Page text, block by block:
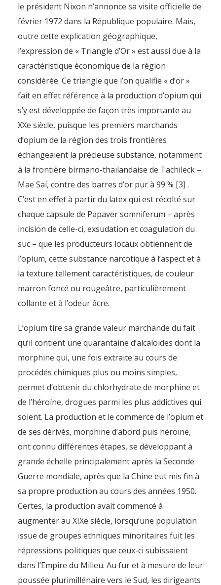
le président Nixon n’annonce sa visite officielle de
février 1972 dans la République populaire. Mais,
outre cette explication géographique,
l’expression de « Triangle d’Or » est aussi due à la
caractéristique économique de la région
considérée. Ce triangle que l’on qualifie « d’or »
fait en effet référence à la production d’opium qui
s’y est développée de façon très importante au
XXe siècle, puisque les premiers marchands
d’opium de la région des trois frontières
échangeaient la précieuse substance, notamment
à la frontière birmano-thaïlandaise de Tachileck –
Mae Saï, contre des barres d’or pur à 99 % [3] .
C’est en effet à partir du latex qui est récolté sur
chaque capsule de Papaver somniferum – après
incision de celle-ci, exsudation et coagulation du
suc – que les producteurs locaux obtiennent de
l’opium, cette substance narcotique à l’aspect et à
la texture tellement caractéristiques, de couleur
marron foncé ou rougeâtre, particulièrement
collante et à l’odeur âcre.
L’opium tire sa grande valeur marchande du fait
qu’il contient une quarantaine d’alcaloïdes dont la
morphine qui, une fois extraite au cours de
procédés chimiques plus ou moins simples,
permet d’obtenir du chlorhydrate de morphine et
de l’héroïne, drogues parmi les plus addictives qui
soient. La production et le commerce de l’opium et
de ses dérivés, morphine d’abord puis héroïne,
ont connu différentes étapes, se développant à
grande échelle principalement après la Seconde
Guerre mondiale, après que la Chine eut mis fin à
sa propre production au cours des années 1950.
Certes, la production avait commencé à
augmenter au XIXe siècle, lorsqu’une population
issue de groupes ethniques minoritaires fuit les
répressions politiques que ceux-ci subissaient
dans l’Empire du Milieu. Au fur et à mesure de leur
poussée plurimillénaire vers le Sud, les dirigeants